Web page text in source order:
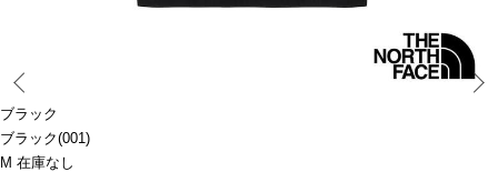
ブラック
ブラック(001)
M 在庫なし